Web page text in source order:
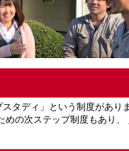
タディ」という制度がありま
めの次ステップ制度もあり、